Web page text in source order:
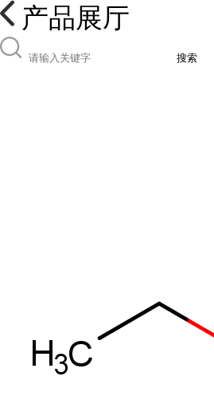
产品展厅
搜索